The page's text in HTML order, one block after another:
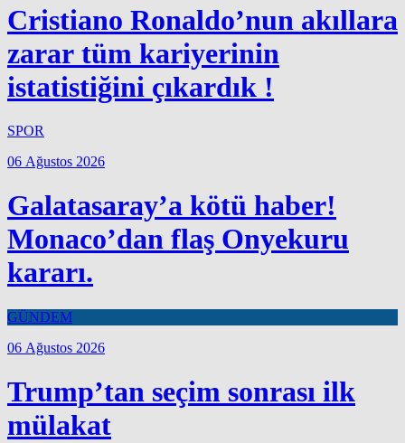
Cristiano Ronaldo’nun akıllara
zarar tüm kariyerinin
istatistiğini çıkardık !
SPOR
06 Ağustos 2026
Galatasaray’a kötü haber!
Monaco’dan flaş Onyekuru
kararı.
GÜNDEM
06 Ağustos 2026
Trump’tan seçim sonrası ilk
mülakat